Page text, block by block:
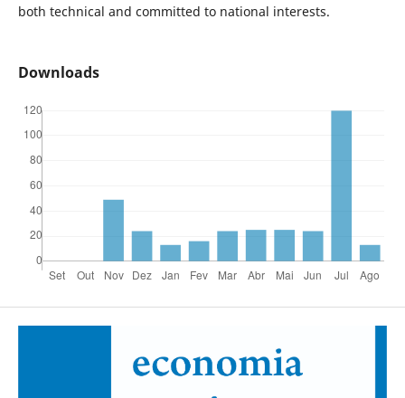
both technical and committed to national interests.
Downloads